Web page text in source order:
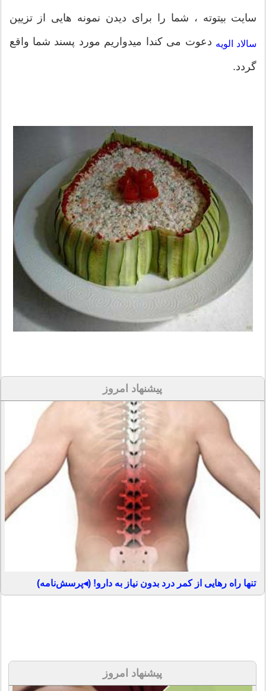
سایت بیتوته ، شما را برای دیدن نمونه هایی از تزیین
سالاد الویه دعوت می کندا میدواریم مورد پسند شما واقع
گردد.
پیشنهاد امروز
تنها راه رهایی از کمر درد بدون نیاز به دارو! (◂پرسش‌نامه)
پیشنهاد امروز